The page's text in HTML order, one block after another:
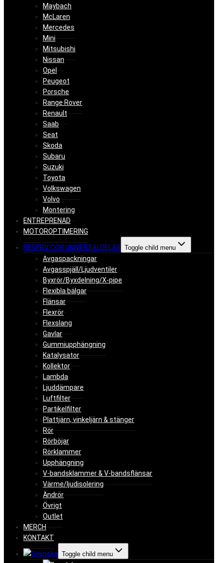
Maybach
McLaren
Mercedes
Mini
Mitsubishi
Nissan
Opel
Peugeot
Porsche
Range Rover
Renault
Saab
Seat
Skoda
Subaru
Suzuki
Toyota
Volkswagen
Volvo
Montering
ENTREPRENAD
MOTOROPTIMERING
RESERV OCH UNIVERSALDELAR Toggle child menu
Avgaspackningar
Avgasspjäll/Ljudventiler
Byxrör/Byxdelning/X-pipe
Flexibla bälgar
Flänsar
Flexrör
Flexslang
Gavlar
Gummiupphängning
Katalysator
Kollektor
Lambda
Ljuddämpare
Luftfilter
Partikelfilter
Plattjärn, vinkeljärn & stänger
Rör
Rörböjar
Rörklammer
Upphängning
V-bandsklammer & V-bandsflänsar
Värme/ljudisolering
Ändrör
Övrigt
Outlet
MERCH
KONTAKT
Toggle child menu